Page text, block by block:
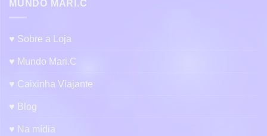
MUNDO MARI.C
♥ Sobre a Loja
♥ Mundo Mari.C
♥ Caixinha Viajante
♥ Blog
♥ Na mídia